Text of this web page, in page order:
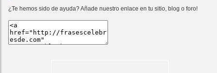
¿Te hemos sido de ayuda? Añade nuestro enlace en tu sitio, blog o foro!